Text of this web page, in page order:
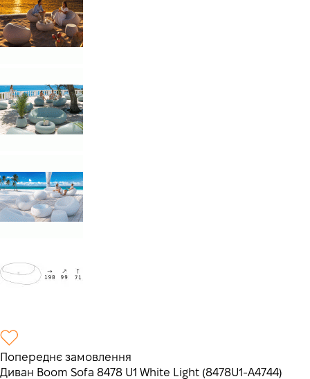
Попереднє замовлення
Диван Boom Sofa 8478 U1 White Light (8478U1-A4744)